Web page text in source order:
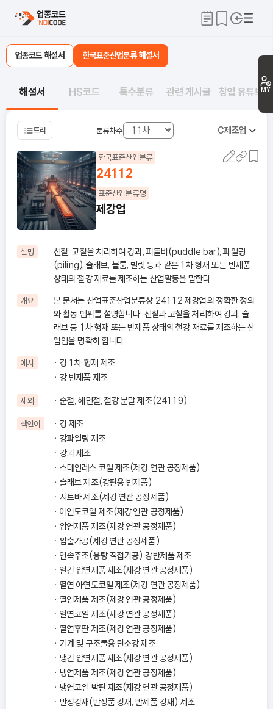
MY
업종코드 해설서 한국표준산업분류 해설서
해설서 HS코드 특수분류 관련 게시글 창업 유튜브
트리 분류차수 C제조업
한국표준산업분류
24112
표준산업분류명
제강업
설명
선철, 고철을 처리하여 강괴, 퍼들바(puddle bar), 파일링
(piling), 슬래브, 블룸, 빌릿 등과 같은 1차 형재 또는 반제품
상태의 철강 재료를 제조하는 산업활동을 말한다·
개요
본 문서는 산업표준산업분류상 24112 제강업의 정확한 정의
와 활동 범위를 설명합니다. 선철과 고철을 처리하여 강괴, 슬
래브 등 1차 형재 또는 반제품 상태의 철강 재료를 제조하는 산
업임을 명확히 합니다.
예시
강 1차 형재 제조
강 반제품 제조
제외 순철, 해면철, 철강 분말 제조(24119)
색인어
강 제조
강파일링 제조
강괴 제조
스테인레스 코일 제조(제강 연관 공정제품)
슬래브 제조(강판용 반제품)
시트바 제조(제강 연관 공정제품)
아연도코일 제조(제강 연관 공정제품)
압연제품 제조(제강 연관 공정제품)
압출가공(제강 연관 공정제품)
연속주조(용탕 직접가공) 강반제품 제조
열간 압연제품 제조(제강 연관 공정제품)
열연 아연도코일 제조(제강 연관 공정제품)
열연제품 제조(제강 연관 공정제품)
열연코일 제조(제강 연관 공정제품)
열연후판 제조(제강 연관 공정제품)
기계 및 구조물용 탄소강 제조
냉간 압연제품 제조(제강 연관 공정제품)
냉연제품 제조(제강 연관 공정제품)
냉연코일 박판 제조(제강 연관 공정제품)
반성강재(반성품 강재, 반제품 강재) 제조